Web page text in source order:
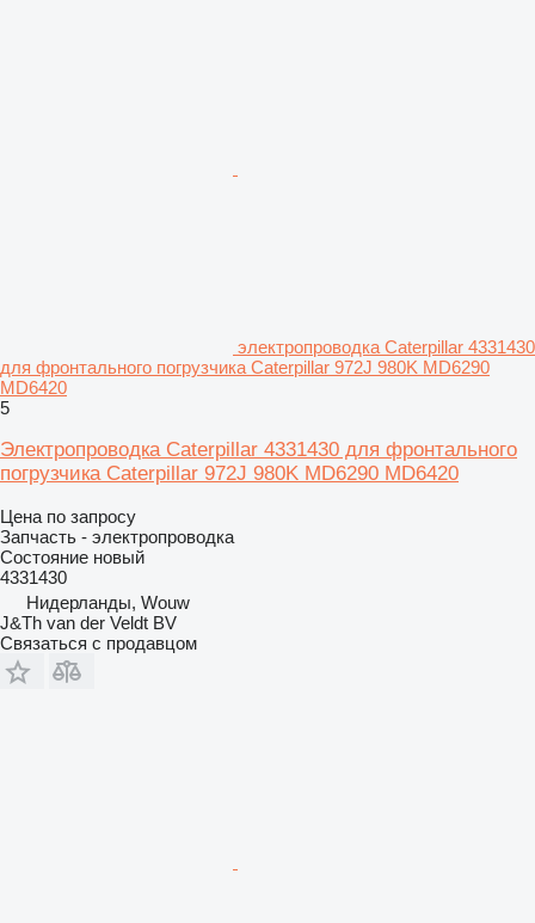
электропроводка Caterpillar 4331430
для фронтального погрузчика Caterpillar 972J 980K MD6290
MD6420
5
Электропроводка Caterpillar 4331430 для фронтального
погрузчика Caterpillar 972J 980K MD6290 MD6420
Цена по запросу
Запчасть - электропроводка
Состояние новый
4331430
Нидерланды, Wouw
J&Th van der Veldt BV
Связаться с продавцом